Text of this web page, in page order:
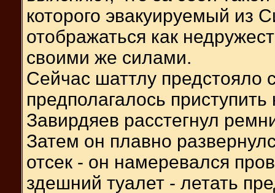
которого эвакуируемый из
отображаться как
своими же силами.
Сейчас шаттлу предстояло
предполагалось
Завирдяев расстегнул
Затем он плавно
отсек - он намеревался
здешний туалет - летать